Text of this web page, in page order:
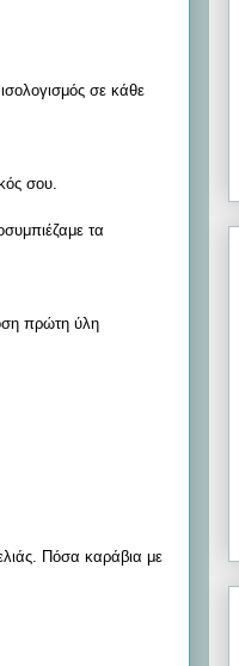
σε κάθε
σου.
τα
πρώτη ύλη
Πόσα καράβια με